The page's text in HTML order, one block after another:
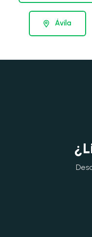
Ávila